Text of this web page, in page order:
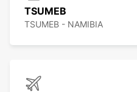
TSUMEB
TSUMEB - NAMIBIA